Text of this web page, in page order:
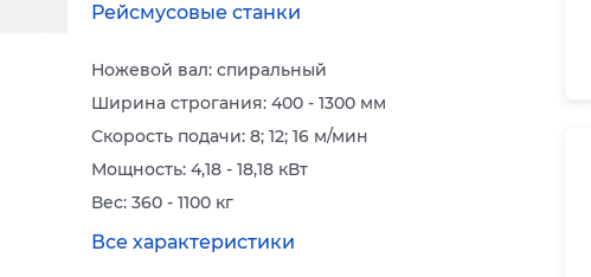
Рейсмусовые станки
Ножевой вал: спиральный
Ширина строгания: 400 - 1300 мм
Скорость подачи: 8; 12; 16 м/мин
Мощность: 4,18 - 18,18 кВт
Вес: 360 - 1100 кг
Все характеристики